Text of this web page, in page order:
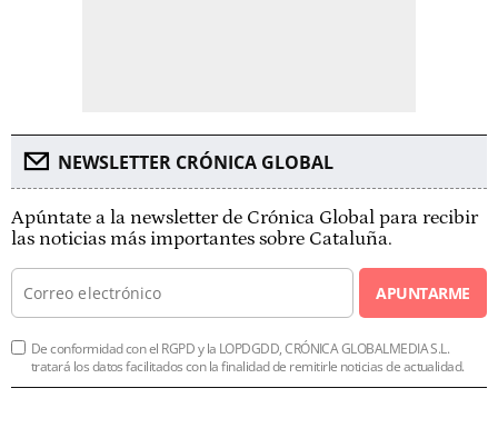
NEWSLETTER CRÓNICA GLOBAL
Apúntate a la newsletter de Crónica Global para recibir
las noticias más importantes sobre Cataluña.
APUNTARME
De conformidad con el RGPD y la LOPDGDD, CRÓNICA GLOBALMEDIA S.L.
tratará los datos facilitados con la finalidad de remitirle noticias de actualidad.